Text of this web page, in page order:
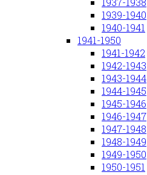
1939-1940
1940-1941
1941-1950
1941-1942
1942-1943
1943-1944
1944-1945
1945-1946
1946-1947
1947-1948
1948-1949
1949-1950
1950-1951